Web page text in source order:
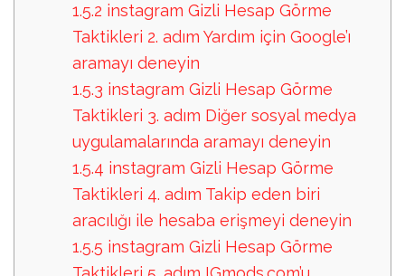
1.5.2 instagram Gizli Hesap Görme
Taktikleri 2. adım Yardım için Google’ı
aramayı deneyin
1.5.3 instagram Gizli Hesap Görme
Taktikleri 3. adım Diğer sosyal medya
uygulamalarında aramayı deneyin
1.5.4 instagram Gizli Hesap Görme
Taktikleri 4. adım Takip eden biri
aracılığı ile hesaba erişmeyi deneyin
1.5.5 instagram Gizli Hesap Görme